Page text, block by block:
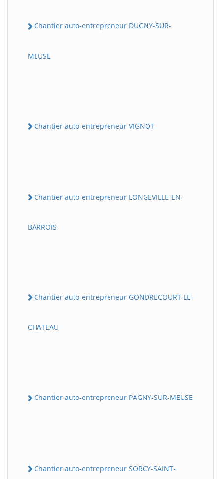
Chantier auto-entrepreneur DUGNY-SUR-
MEUSE
Chantier auto-entrepreneur VIGNOT
Chantier auto-entrepreneur LONGEVILLE-EN-
BARROIS
Chantier auto-entrepreneur GONDRECOURT-LE-
CHATEAU
Chantier auto-entrepreneur PAGNY-SUR-MEUSE
Chantier auto-entrepreneur SORCY-SAINT-